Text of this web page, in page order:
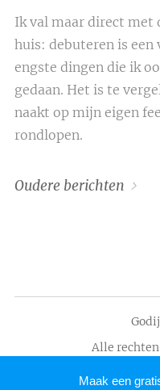
Ik val maar direct met
huis: debuteren is een
engste dingen die ik
gedaan. Het is te
naakt op mijn eigen
rondlopen.
Oudere berichten
Alle rechten
Mogelijk
Maak een